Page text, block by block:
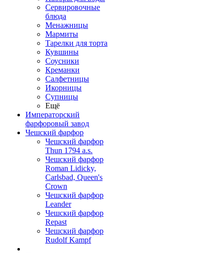
Сервировочные
блюда
Менажницы
Мармиты
Тарелки для торта
Кувшины
Соусники
Креманки
Салфетницы
Икорницы
Супницы
Ещё
Императорский
фарфоровый завод
Чешский фарфор
Чешский фарфор
Thun 1794 a.s.
Чешский фарфор
Roman Lidicky,
Carlsbad, Queen's
Crown
Чешский фарфор
Leander
Чешский фарфор
Repast
Чешский фарфор
Rudolf Kampf